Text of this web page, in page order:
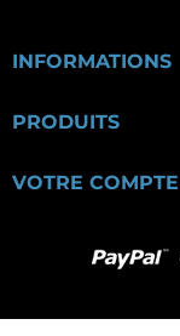
INFORMATIONS
PRODUITS
VOTRE COMPTE